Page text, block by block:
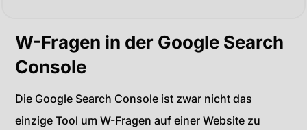
W-Fragen in der Google Search
Console
Die Google Search Console ist zwar nicht das
einzige Tool um W-Fragen auf einer Website zu